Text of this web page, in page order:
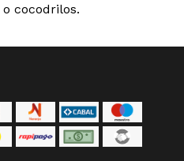
cocodrilos.